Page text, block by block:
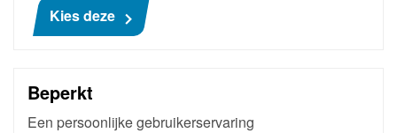
Kies deze
Beperkt
Een persoonlijke gebruikerservaring
AutoNiveau Solutions Pro
een uitgebreide database vol technische
oplossingen. Zo voer je diagnoses nóg sneller uit.